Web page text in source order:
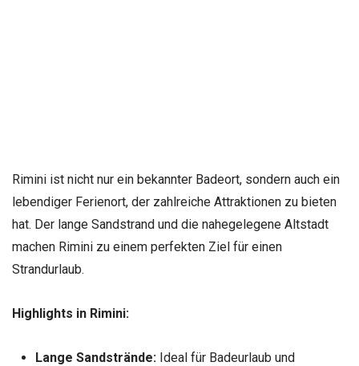
Rimini ist nicht nur ein bekannter Badeort, sondern auch ein
lebendiger Ferienort, der zahlreiche Attraktionen zu bieten
hat. Der lange Sandstrand und die nahegelegene Altstadt
machen Rimini zu einem perfekten Ziel für einen
Strandurlaub.
Highlights in Rimini:
Lange Sandstrände:Ideal für Badeurlaub und